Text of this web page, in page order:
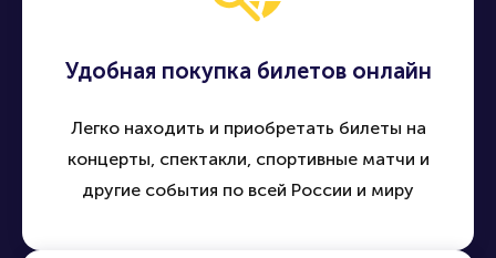
Удобная покупка билетов онлайн
Легко находить и приобретать билеты на
концерты, спектакли, спортивные матчи и
другие события по всей России и миру